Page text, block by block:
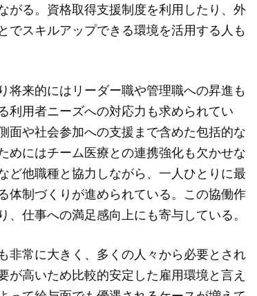
がる。資格取得支援制度を利用したり、外
でスキルアップできる環境を活用する人も
将来的にはリーダー職や管理職への昇進も
利用者ニーズへの対応力も求められてい
面や社会参加への支援まで含めた包括的な
めにはチーム医療との連携強化も欠かせな
ど他職種と協力しながら、一人ひとりに最
体制づくりが進められている。この協働作
仕事への満足感向上にも寄与している。
非常に大きく、多くの人々から必要とされ
が高いため比較的安定した雇用環境と言え